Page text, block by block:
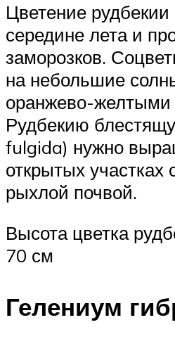
Цветение рудбекии
середине лета и
заморозков.
на небольшие
оранжево-желтыми
Рудбекию
fulgida) нужно
открытых участках
рыхлой почвой.
Высота цветка
70 см
Гелениум